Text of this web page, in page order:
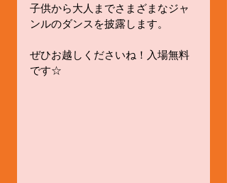
子供から大人までさまざまなジャ
ンルのダンスを披露します。
ぜひお越しくださいね！入場無料
です☆